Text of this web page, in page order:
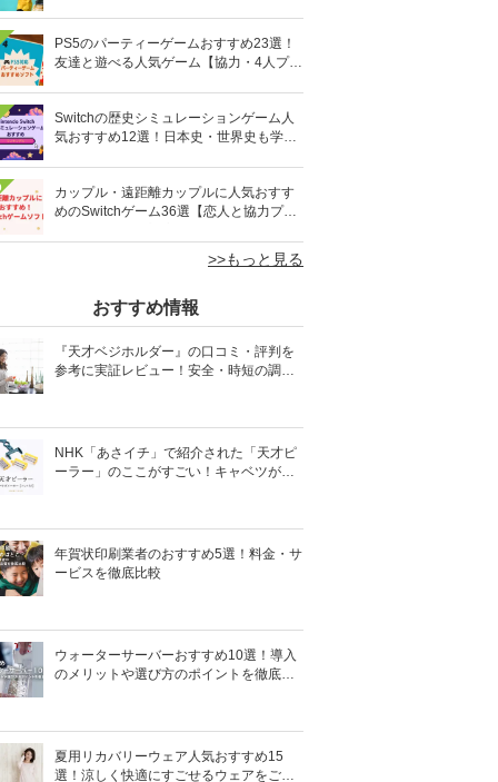
PS5のパーティーゲームおすすめ23選！
友達と遊べる人気ゲーム【協力・4人プレ
Switchの歴史シミュレーションゲーム人
気おすすめ12選！日本史・世界史も学べ
カップル・遠距離カップルに人気おすす
めのSwitchゲーム36選【恋人と協力プレ
>>もっと見る
おすすめ情報
『天才ベジホルダー』の口コミ・評判を
参考に実証レビュー！安全・時短の調理
NHK「あさイチ」で紹介された「天才ピ
ーラー」のここがすごい！キャベツがほ
年賀状印刷業者のおすすめ5選！料金・サ
ービスを徹底比較
ウォーターサーバーおすすめ10選！導入
のメリットや選び方のポイントを徹底解
夏用リカバリーウェア人気おすすめ15
選！涼しく快適にすごせるウェアをご紹